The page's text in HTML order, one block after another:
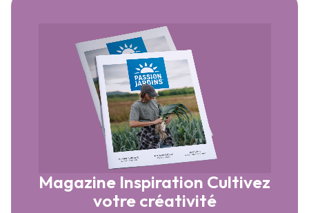
Magazine Inspiration Cultivez
votre créativité